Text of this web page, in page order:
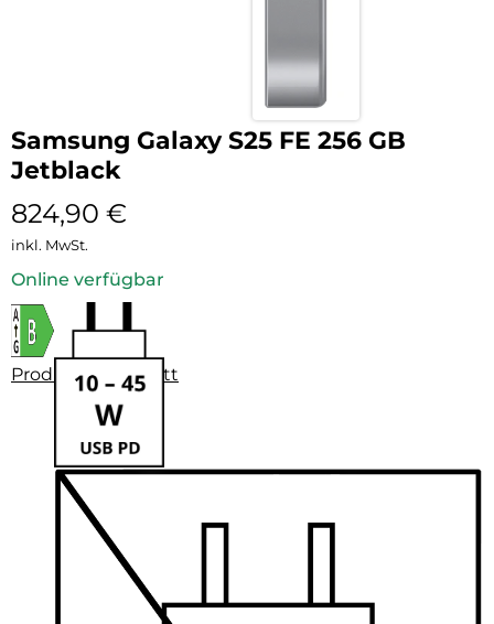
Samsung Galaxy S25 FE 256 GB
Jetblack
824,90 €
inkl. MwSt.
Online verfügbar
Produktdatenblatt